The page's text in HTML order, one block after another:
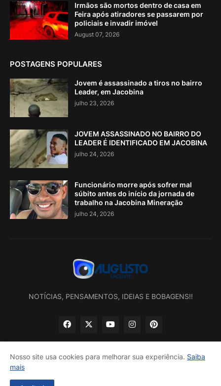
Irmãos são mortos dentro de casa em
Feira após atiradores se passarem por
policiais e invadir imóvel
August 07, 2026
POSTAGENS POPULARES
Jovem é assassinado a tiros no bairro
Leader, em Jacobina
julho 23, 2026
JOVEM ASSASSINADO NO BAIRRO DO
LEADER É IDENTIFICADO EM JACOBINA
julho 24, 2026
Funcionário morre após sofrer mal
súbito antes do início da jornada de
trabalho na Jacobina Mineração
julho 24, 2026
NOTÍCIAS, PENSAMENTOS, IDEIAS E BOBAGENS!!
Início
Nosso site usa cookies para melhorar sua experiência. Saiba
mais